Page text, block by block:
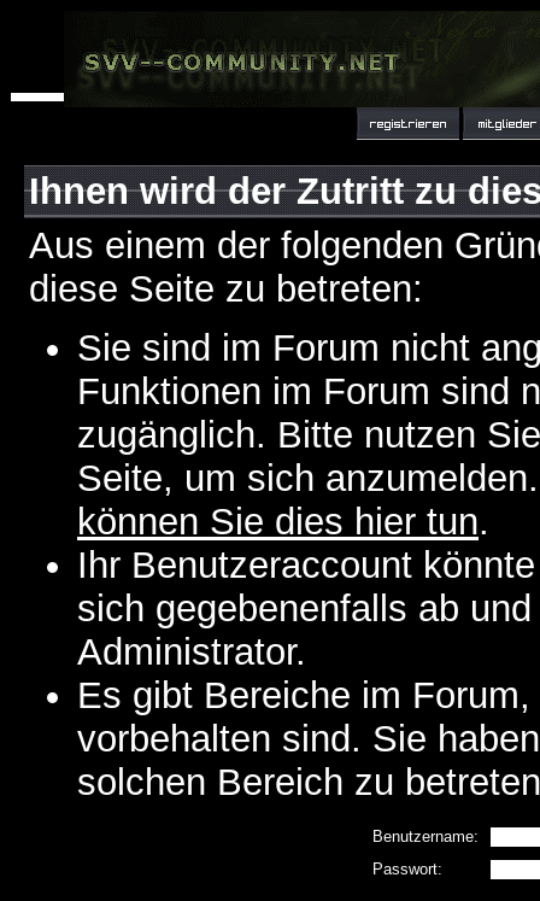
Ihnen wird der Zutritt zu
Aus einem der folgenden
diese Seite zu betreten:
Sie sind im Forum nicht
Funktionen im Forum sind
zugänglich. Bitte nutzen
Seite, um sich
können Sie dies hier tun.
Ihr Benutzeraccount
sich gegebenenfalls ab
Administrator.
Es gibt Bereiche im
vorbehalten sind. Sie
solchen Bereich zu
Benutzername:
Passwort: